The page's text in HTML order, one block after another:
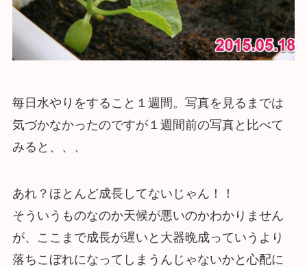
毎日水やりをすること１週間。写真を見るまでは
気づかなかったのですが１週間前の写真と比べて
みると、、、
あれ？ほとんど成長してないじゃん！！
そういうものなのか天候が悪いのかわかりません
が、ここまで成長が遅いと大器晩成っていうより
落ちこぼれになってしまうんじゃないかと心配に